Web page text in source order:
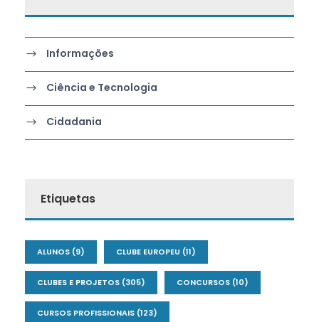
Informações
Ciência e Tecnologia
Cidadania
Etiquetas
ALUNOS (9) CLUBE EUROPEU (11)
CLUBES E PROJETOS (305) CONCURSOS (10)
CURSOS PROFISSIONAIS (123)